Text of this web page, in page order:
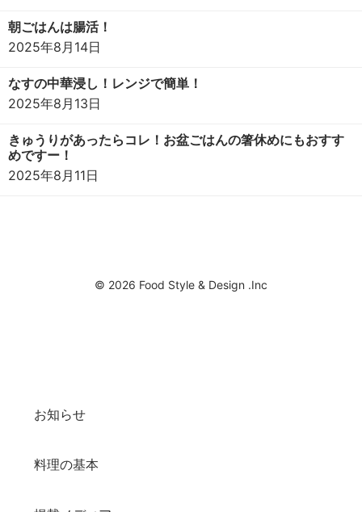
朝ごはんは腸活！
2025年8月14日
なすの中華浸し！レンジで簡単！
2025年8月13日
きゅうりがあったらコレ！お盆ごはんの箸休めにもおすす
めですー！
2025年8月11日
© 2026 Food Style & Design .Inc
お知らせ
料理の基本